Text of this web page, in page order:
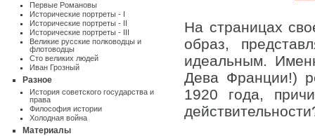
Первые Романовы
Исторические портреты - I
Исторические портреты - II
Исторические портреты - III
Великие русские полководцы и
флотоводцы
Сто великих людей
Иван Грозный
Разное
Истоpия советского государства и
пpава
Философия истории
Холодная война
Материалы
На страницах
образ,
идеальным.
Дева Франции!)
1920 года,